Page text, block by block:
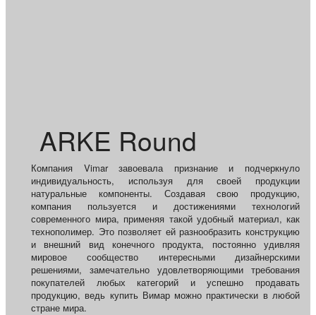
ARKE Round
Компания Vimar завоевала признание и подчеркнуло
индивидуальность, используя для своей продукции
натуральные компоненты. Создавая свою продукцию,
компания пользуется и достижениями технологий
современного мира, применяя такой удобный материал, как
технополимер. Это позволяет ей разнообразить конструкцию
и внешний вид конечного продукта, постоянно удивляя
мировое сообщество интересными дизайнерскими
решениями, замечательно удовлетворяющими требования
покупателей любых категорий и успешно продавать
продукцию, ведь купить Вимар можно практически в любой
стране мира.